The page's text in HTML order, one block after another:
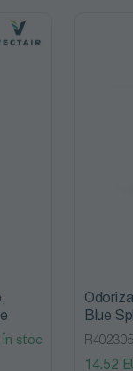
finisare rufe
auto
În stoc
Blue
14.52